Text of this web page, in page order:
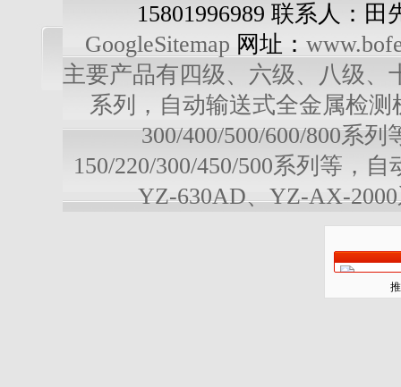
15801996989 联系人：田
GoogleSitemap 网址：
主要产品有四级、六级、八级、
系列，自动输送式全金属检测
300/400/500/600/800系
150/220/300/450/500系列等，
YZ-630AD、YZ-AX-